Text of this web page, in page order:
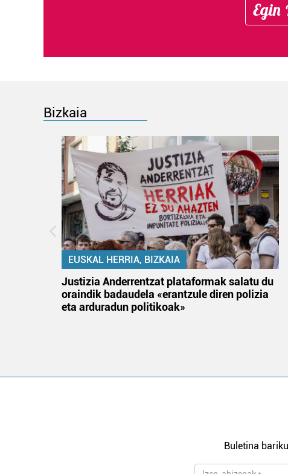
Egin
Bizkaia
EUSKAL HERRIA, BIZKAIA
Justizia Anderrentzat plataformak salatu du
oraindik badaudela «erantzule diren polizia
eta arduradun politikoak»
Buletina